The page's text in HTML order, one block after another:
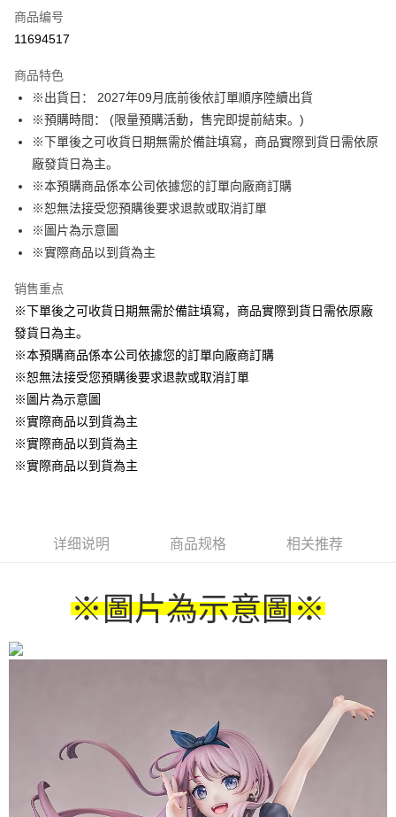
LINE Pay
悠遊付
Google Pay
ATM付款
运送方式
預購訂單-宅配專用(🔺不同預購月份建議分開結帳，避免整筆訂單等
超久)
預購訂單-離島宅配專用-(澎湖/金門/馬祖)(🔺不同預購月份建議分開
結帳，避免整筆訂單等超久)
每笔NT$220
商品编号
11694517
商品特色
※出貨日： 2027年09月底前後依訂單順序陸續出貨
※預購時間： (限量預購活動，售完即提前結束。)
※下單後之可收貨日期無需於備註填寫，商品實際到貨日需依原
廠發貨日為主。
※本預購商品係本公司依據您的訂單向廠商訂購
※恕無法接受您預購後要求退款或取消訂單
※圖片為示意圖
※實際商品以到貨為主
销售重点
※下單後之可收貨日期無需於備註填寫，商品實際到貨日需依原廠
發貨日為主。
※本預購商品係本公司依據您的訂單向廠商訂購
※恕無法接受您預購後要求退款或取消訂單
※圖片為示意圖
※實際商品以到貨為主
※實際商品以到貨為主
※實際商品以到貨為主
详细说明 商品规格 相关推荐
※圖片為示意圖※